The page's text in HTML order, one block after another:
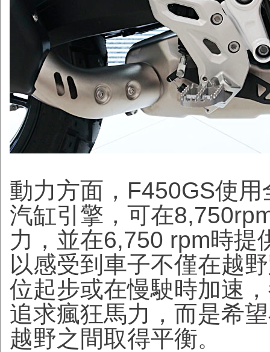
動力方面，F450GS使
汽缸引擎，可在
力，並在6,750 rpm時提
以感受到車子不僅在越
位起步或在慢駛時加速
追求瘋狂馬力，而是希
越野之間取得平衡。